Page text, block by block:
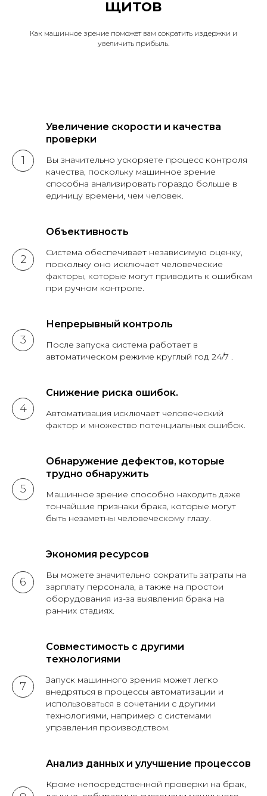
щитов
Как машинное зрение поможет вам сократить издержки и
увеличить прибыль.
Увеличение скорости и качества
проверки
Вы значительно ускоряете процесс контроля
качества, поскольку машинное зрение
способна анализировать гораздо больше в
единицу времени, чем человек.
Объективность
Система обеспечивает независимую оценку,
поскольку оно исключает человеческие
факторы, которые могут приводить к ошибкам
при ручном контроле.
Непрерывный контроль
После запуска система работает в
автоматическом режиме круглый год 24/7 .
Снижение риска ошибок.
Автоматизация исключает человеческий
фактор и множество потенциальных ошибок.
Обнаружение дефектов, которые
трудно обнаружить
Машинное зрение способно находить даже
тончайшие признаки брака, которые могут
быть незаметны человеческому глазу.
Экономия ресурсов
Вы можете значительно сократить затраты на
зарплату персонала, а также на простои
оборудования из-за выявления брака на
ранних стадиях.
Совместимость с другими
технологиями
Запуск машинного зрения может легко
внедряться в процессы автоматизации и
использоваться в сочетании с другими
технологиями, например с системами
управления производством.
Анализ данных и улучшение процессов
Кроме непосредственной проверки на брак,